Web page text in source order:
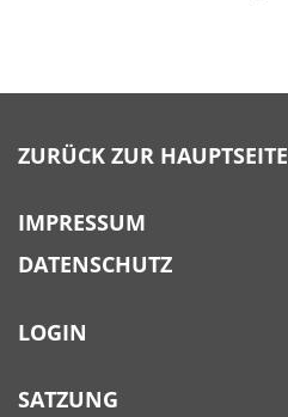
ZURÜCK ZUR HAUPTSEITE
IMPRESSUM
DATENSCHUTZ
LOGIN
SATZUNG